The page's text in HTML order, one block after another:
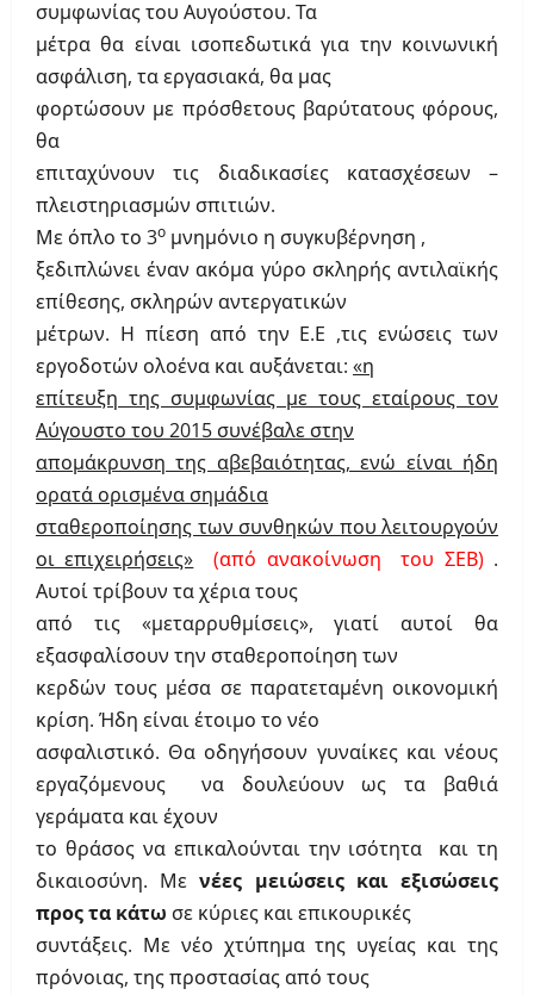
συμφωνίας του Αυγούστου. Τα
μέτρα θα είναι ισοπεδωτικά για την κοινωνική
ασφάλιση, τα εργασιακά, θα μας
φορτώσουν με πρόσθετους βαρύτατους φόρους,
θα
επιταχύνουν τις διαδικασίες κατασχέσεων –
πλειστηριασμών σπιτιών.
Με όπλο το 3ο μνημόνιο η συγκυβέρνηση ,
ξεδιπλώνει έναν ακόμα γύρο σκληρής αντιλαϊκής
επίθεσης, σκληρών αντεργατικών
μέτρων. Η πίεση από την Ε.Ε ,τις ενώσεις των
εργοδοτών ολοένα και αυξάνεται: «η
επίτευξη της συμφωνίας με τους εταίρους τον
Αύγουστο του 2015 συνέβαλε στην
απομάκρυνση της αβεβαιότητας, ενώ είναι ήδη
ορατά ορισμένα σημάδια
σταθεροποίησης των συνθηκών που λειτουργούν
οι επιχειρήσεις»
(από ανακοίνωση του ΣΕΒ) .
Αυτοί τρίβουν τα χέρια τους
από τις «μεταρρυθμίσεις», γιατί αυτοί θα
εξασφαλίσουν την σταθεροποίηση των
κερδών τους μέσα σε παρατεταμένη οικονομική
κρίση. Ήδη είναι έτοιμο το νέο
ασφαλιστικό. Θα οδηγήσουν γυναίκες και νέους
εργαζόμενους να δουλεύουν ως τα βαθιά
γεράματα και έχουν
το θράσος να επικαλούνται την ισότητα και τη
δικαιοσύνη. Μενέες μειώσεις και εξισώσεις
προς τα κάτω σε κύριες και επικουρικές
συντάξεις. Με νέο χτύπημα της υγείας και της
πρόνοιας, της προστασίας από τους